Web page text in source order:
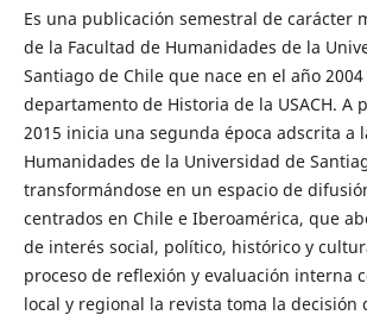
Es una publicación semestral de carácter
de la Facultad de Humanidades de la
Santiago de Chile que nace en el año
departamento de Historia de la USACH. A
2015 inicia una segunda época adscrita a
Humanidades de la Universidad de
transformándose en un espacio de
centrados en Chile e Iberoamérica, que
de interés social, político, histórico y
proceso de reflexión y evaluación interna
local y regional la revista toma la decisión